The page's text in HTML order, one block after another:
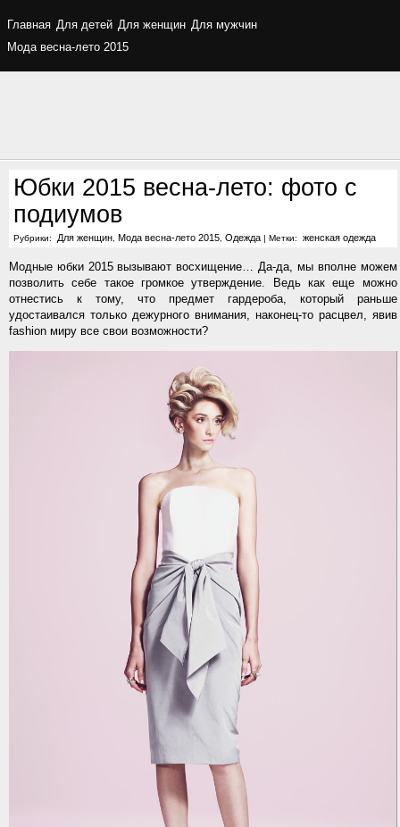
Главная Для детей Для женщин Для мужчин
Мода весна-лето 2015
Юбки 2015 весна-лето: фото с
подиумов
Рубрики: Для женщин Мода весна-лето 2015 Одежда | Метки: женская одежда
Модные юбки 2015 вызывают восхищение… Да-да, мы вполне можем
позволить себе такое громкое утверждение. Ведь как еще можно
отнестись к тому, что предмет гардероба, который раньше
удостаивался только дежурного внимания, наконец-то расцвел, явив
fashion миру все свои возможности?